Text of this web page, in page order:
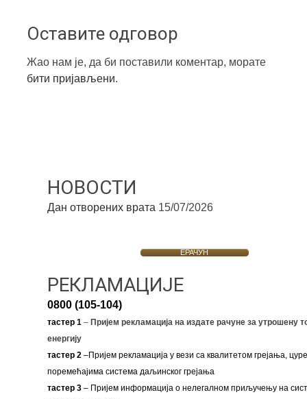
Оставите одговор
Жао нам је, да би поставили коментар, морате
бити пријављени.
НОВОСТИ
Дан отворених врата 15/07/2026
ЕРАЧУН
РЕКЛАМАЦИЈЕ
0800 (105-104)
тастер 1–Пријем рекламација на издате рачуне за утрошену
енергију
тастер 2–Пријем рекламација у вези са квалитетом грејања,
поремећајима система даљинског грејања
тастер 3– Пријем информација о нелегалном приључењу на